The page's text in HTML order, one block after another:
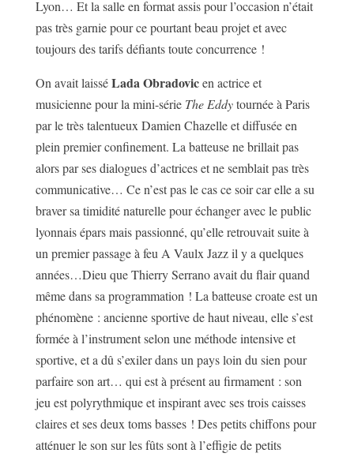
Lyon… Et la salle en format assis pour l’occasion n’était
pas très garnie pour ce pourtant beau projet et avec
toujours des tarifs défiants toute concurrence !
On avait laisséLada Obradovicen actrice et
musicienne pour la mini-série The Eddytournée à Paris
par le très talentueux Damien Chazelle et diffusée en
plein premier confinement. La batteuse ne brillait pas
alors par ses dialogues d’actrices et ne semblait pas très
communicative… Ce n’est pas le cas ce soir car elle a su
braver sa timidité naturelle pour échanger avec le public
lyonnais épars mais passionné, qu’elle retrouvait suite à
un premier passage à feu A Vaulx Jazz il y a quelques
années…Dieu que Thierry Serrano avait du flair quand
même dans sa programmation ! La batteuse croate est un
phénomène : ancienne sportive de haut niveau, elle s’est
formée à l’instrument selon une méthode intensive et
sportive, et a dû s’exiler dans un pays loin du sien pour
parfaire son art… qui est à présent au firmament : son
jeu est polyrythmique et inspirant avec ses trois caisses
claires et ses deux toms basses ! Des petits chiffons pour
atténuer le son sur les fûts sont à l’effigie de petits